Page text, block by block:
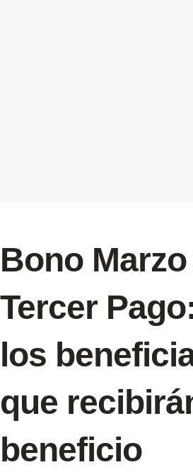
Bono
Tercer
los
que
beneficio